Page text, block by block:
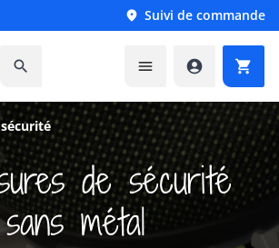
 Suivi de commande
   
de sécurité
sans métal